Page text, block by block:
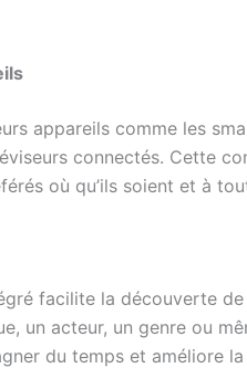
appareils comme les
connectés. Cette
où qu’ils soient et à
facilite la découverte
un acteur, un genre ou
du temps et améliore